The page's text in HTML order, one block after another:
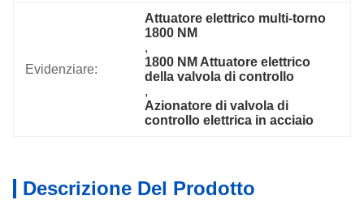
Evidenziare:
Attuatore elettrico multi-torno
1800 NM
,
1800 NM Attuatore elettrico
della valvola di controllo
,
Azionatore di valvola di
controllo elettrica in acciaio
Descrizione Del Prodotto